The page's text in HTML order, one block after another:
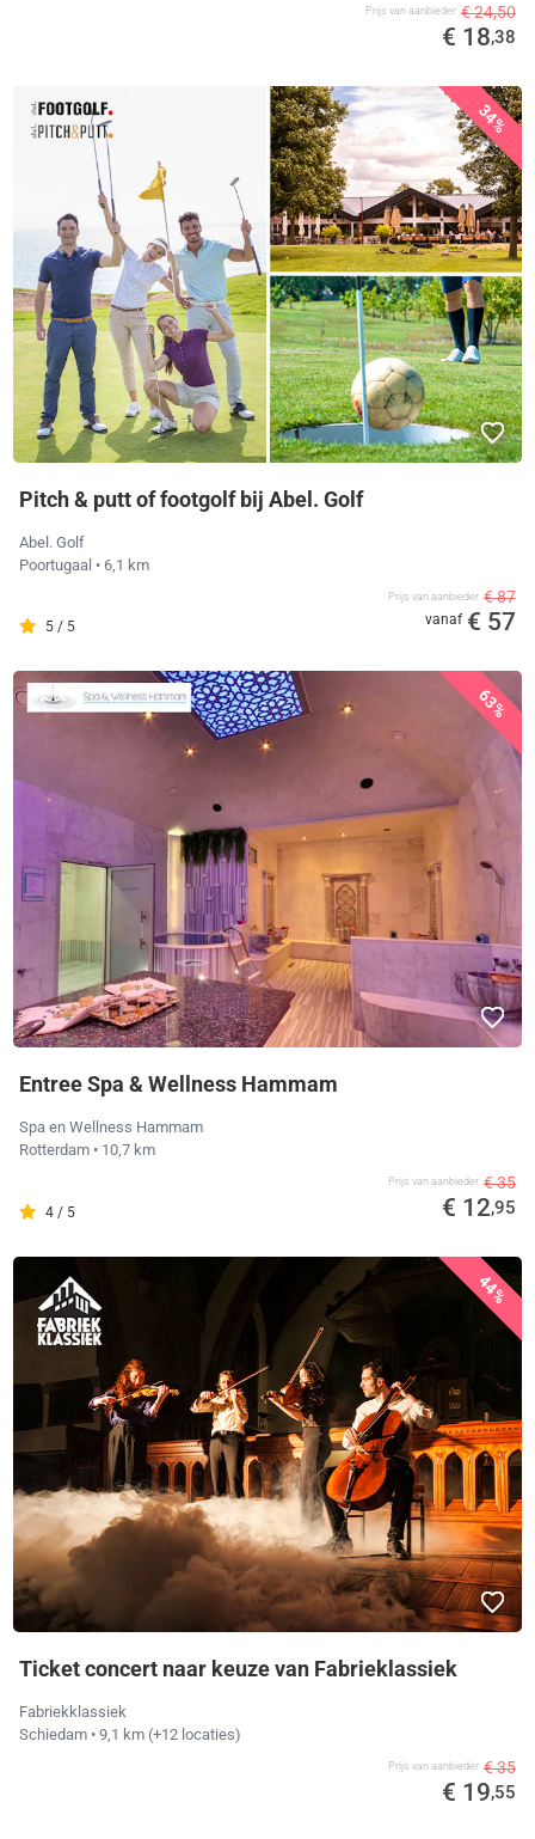
Prijs van aanbieder € 24,50
€ 18,38
34%
Pitch & putt of footgolf bij Abel. Golf
Abel. Golf
Poortugaal • 6,1 km
5 / 5
Prijs van aanbieder € 87
vanaf € 57
63%
Entree Spa & Wellness Hammam
Spa en Wellness Hammam
Rotterdam • 10,7 km
4 / 5
Prijs van aanbieder € 35
€ 12,95
44%
Ticket concert naar keuze van Fabrieklassiek
Fabriekklassiek
Schiedam • 9,1 km (+12 locaties)
Prijs van aanbieder € 35
€ 19,55